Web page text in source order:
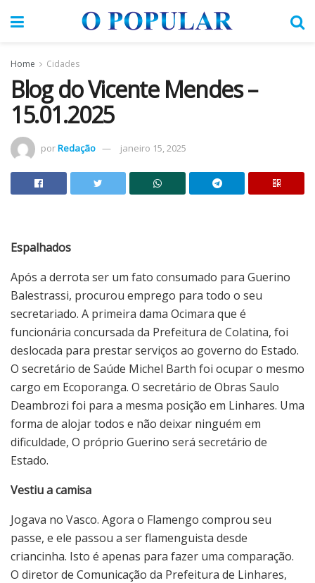
Home Cidades
Blog do Vicente Mendes –
15.01.2025
porRedação janeiro 15, 2025
Espalhados
Após a derrota ser um fato consumado para Guerino
Balestrassi, procurou emprego para todo o seu
secretariado. A primeira dama Ocimara que é
funcionária concursada da Prefeitura de Colatina, foi
deslocada para prestar serviços ao governo do Estado.
O secretário de Saúde Michel Barth foi ocupar o mesmo
cargo em Ecoporanga. O secretário de Obras Saulo
Deambrozi foi para a mesma posição em Linhares. Uma
forma de alojar todos e não deixar ninguém em
dificuldade, O próprio Guerino será secretário de
Estado.
Vestiu a camisa
Jogava no Vasco. Agora o Flamengo comprou seu
passe, e ele passou a ser flamenguista desde
criancinha. Isto é apenas para fazer uma comparação.
O diretor de Comunicação da Prefeitura de Linhares,